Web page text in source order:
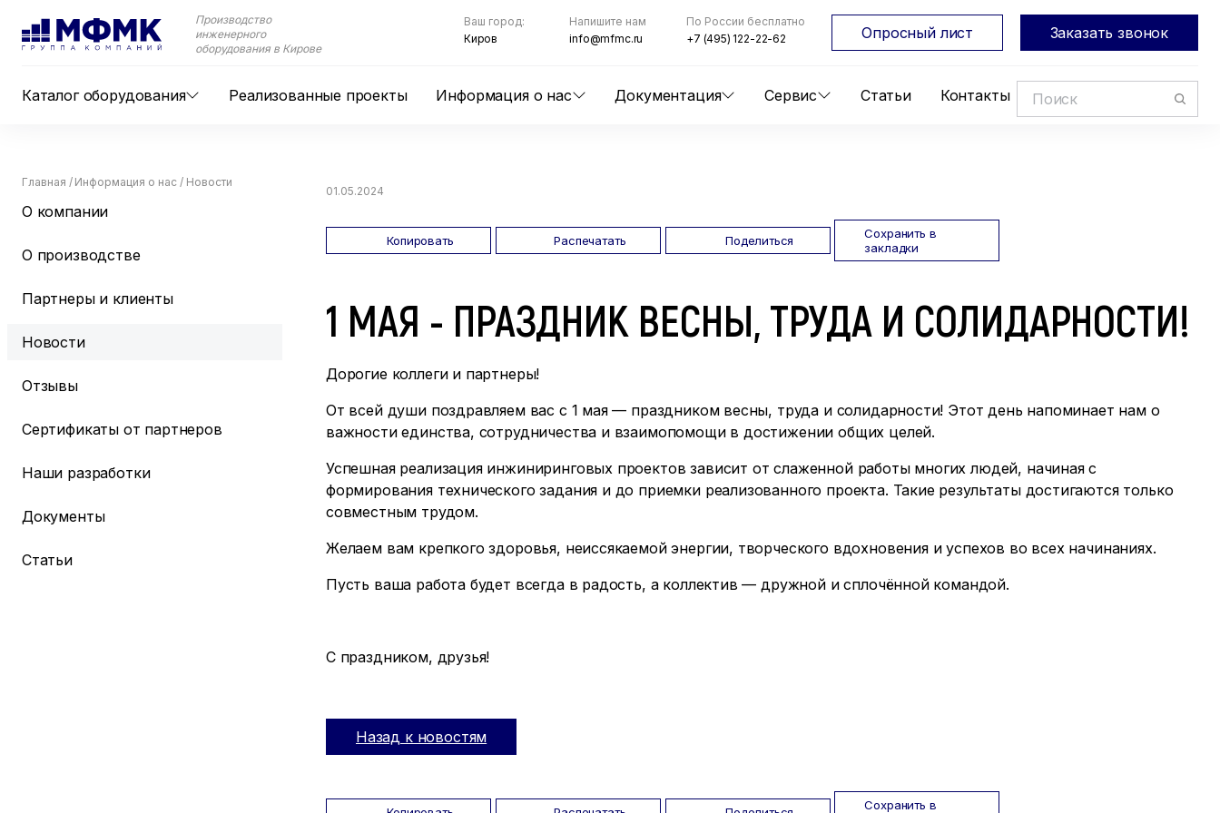
Производство
инженерного
оборудования в Кирове
Каталог оборудования Реализованные проекты Информация о нас Документация Сервис Статьи Контакты
Ваш город:
Киров
Напишите нам
info@mfmc.ru
По России бесплатно
+7 (495) 122-22-62
Опросный лист Заказать звонок
Главная / Информация о нас / Новости
О компании
О производстве
Партнеры и клиенты
Новости
Отзывы
Сертификаты от партнеров
Наши разработки
Документы
Статьи
01.05.2024
Копировать Распечатать Поделиться
Сохранить в
закладки
1 МАЯ - ПРАЗДНИК ВЕСНЫ, ТРУДА И СОЛИДАРНОСТИ!
Дорогие коллеги и партнеры!
От всей души поздравляем вас с 1 мая — праздником весны, труда и солидарности! Этот день напоминает нам о
важности единства, сотрудничества и взаимопомощи в достижении общих целей.
Успешная реализация инжиниринговых проектов зависит от слаженной работы многих людей, начиная с
формирования технического задания и до приемки реализованного проекта. Такие результаты достигаются только
совместным трудом.
Желаем вам крепкого здоровья, неиссякаемой энергии, творческого вдохновения и успехов во всех начинаниях.
Пусть ваша работа будет всегда в радость, а коллектив — дружной и сплочённой командой.
С праздником, друзья!
Назад к новостям
Сохранить в